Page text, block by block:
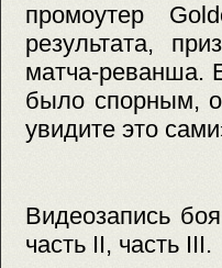
промоутер
результата,
матча-реванша.
было спорным,
увидите это
Видеозапись
часть II, часть III.